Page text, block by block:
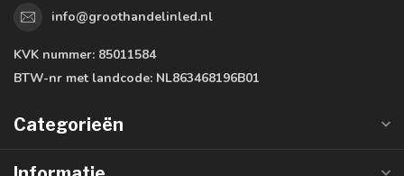
info@groothandelinled.nl
KVK nummer: 85011584
BTW-nr met landcode: NL863468196B01
Categorieën